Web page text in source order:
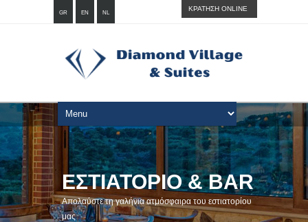
GR EN NL
ΚΡΑΤΗΣΗ ONLINE
ΕΣΤΙΑΤΟΡΙΟ & BAR
Απολαύστε τη γαλήνια ατμόσφαιρα του εστιατορίου
μας